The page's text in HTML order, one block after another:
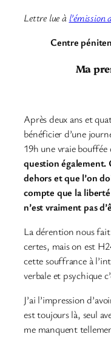
Lettre lue à
Centre
Ma
Après deux ans et
bénéficier d’une
19h une vraie bouffée
question également.
dehors et que l’on
compte que la liberté
n’est vraiment pas
La dérention nous
certes, mais on est
cette souffrance à
verbale et psychique
J’ai l’impression
est toujours là, seul
me manquent